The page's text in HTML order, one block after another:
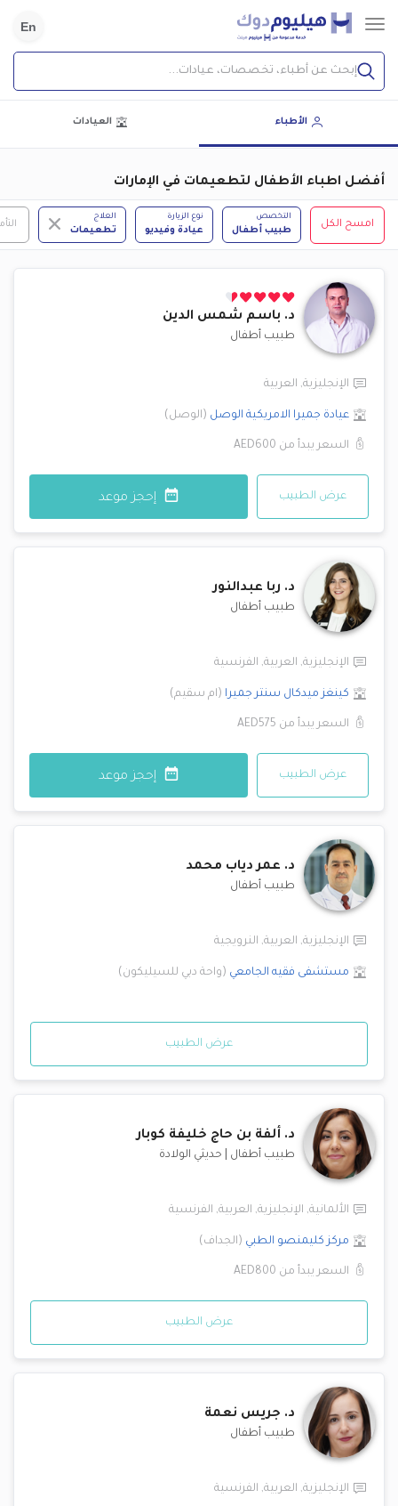
En
إبحث عن أطباء، تخصصات، عيادات...
الأطباء العيادات
أفضل اطباء الأطفال لتطعيمات في الإمارات
امسح الكل
التخصص
طبيب أطفال
نوع الزيارة
عيادة وفيديو
العلاج
تطعيمات
د. باسم شمس الدين
طبيب أطفال
الإنجليزية, العربية
عيادة جميرا الامريكية الوصل (الوصل)
السعر يبدأ من AED600
عرض الطبيب إحجز موعد
د. ربا عبدالنور
طبيب أطفال
الإنجليزية, العربية, الفرنسية
كينغز ميدكال سنتر جميرا (ام سقيم)
السعر يبدأ من AED575
عرض الطبيب إحجز موعد
د. عمر دياب محمد
طبيب أطفال
الإنجليزية, العربية, النرويجية
مستشفى فقيه الجامعي (واحة دبي للسيليكون)
عرض الطبيب
د. ألفة بن حاج خليفة كوبار
طبيب أطفال حديثي الولادة
الألمانية, الإنجليزية, العربية, الفرنسية
مركز كليمنصو الطبي (الجداف)
السعر يبدأ من AED800
عرض الطبيب
د. جريس نعمة
طبيب أطفال
الإنجليزية, العربية, الفرنسية